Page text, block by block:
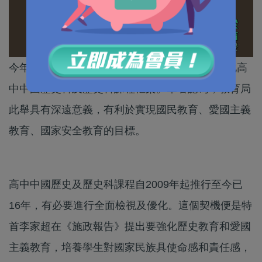
今年10月3日，教育局向學校發出通函，公布優化高
中中國歷史科及歷史科課程框架。筆者認為，教育局
此舉具有深遠意義，有利於實現國民教育、愛國主義
教育、國家安全教育的目標。
高中中國歷史及歷史科課程自2009年起推行至今已
16年，有必要進行全面檢視及優化。這個契機便是特
首李家超在《施政報告》提出要強化歷史教育和愛國
主義教育，培養學生對國家民族具使命感和責任感，